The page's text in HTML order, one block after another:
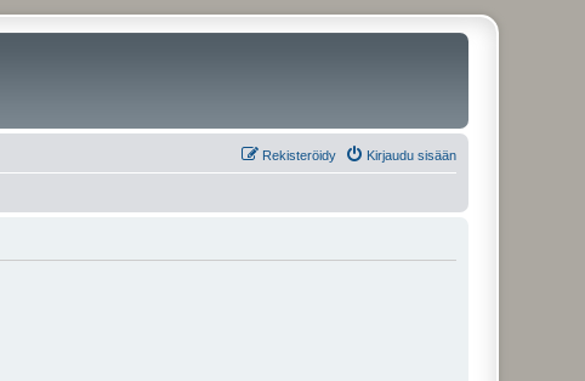
Kirjaudu sisään
Rekisteröidy